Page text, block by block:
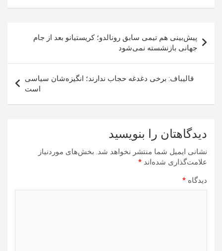
نوشته
پیش‌بینی هم تیمی سابق رونالدو؛ کریستیانو بعد از جام
جهانی بازنشسته نمی‌شود
قالیباف: برخی دغدغه حجاب ندارند؛ انگیزه‌شان سیاسی
است
دیدگاهتان را بنویسید
نشانی ایمیل شما منتشر نخواهد شد. بخش‌های موردنیاز
علامت‌گذاری شده‌اند *
دیدگاه *